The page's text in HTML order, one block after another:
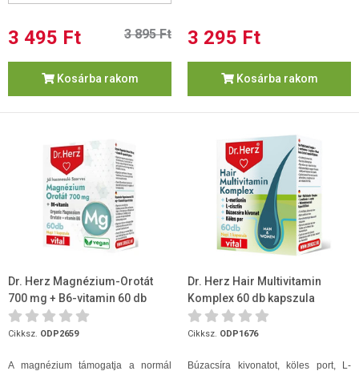
3 495 Ft 3 895 Ft
Kosárba rakom
3 295 Ft
Kosárba rakom
Dr. Herz Magnézium-Orotát
700 mg + B6-vitamin 60 db
kapszula
Cikksz. ODP2659
A magnézium támogatja a normál
Dr. Herz Hair Multivitamin
Komplex 60 db kapszula
Cikksz. ODP1676
Búzacsíra kivonatot, köles port, L-